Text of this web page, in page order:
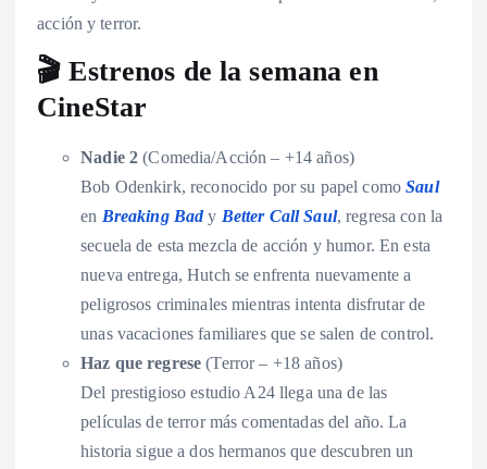
acción y terror.
🎬 Estrenos de la semana en
CineStar
Nadie 2 (Comedia/Acción – +14 años)
Bob Odenkirk, reconocido por su papel comoSaul
en Breaking Bady Better Call Saul, regresa con la
secuela de esta mezcla de acción y humor. En esta
nueva entrega, Hutch se enfrenta nuevamente a
peligrosos criminales mientras intenta disfrutar de
unas vacaciones familiares que se salen de control.
Haz que regrese (Terror – +18 años)
Del prestigioso estudio A24 llega una de las
películas de terror más comentadas del año. La
historia sigue a dos hermanos que descubren un